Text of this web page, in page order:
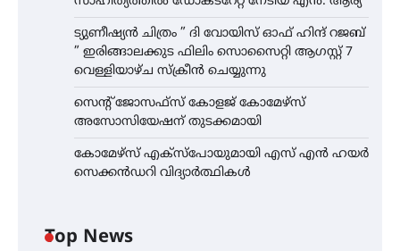
ട്യുണീഷ്യൻ ചിത്രം ” ദി വോയിസ് ഓഫ് ഹിന്ദ് റജബ്
” ഇരിങ്ങാലക്കുട ഫിലിം സൊസൈറ്റി ആഗസ്റ്റ് 7
വെള്ളിയാഴ്ച സ്‌ക്രീൻ ചെയ്യുന്നു
സെന്റ് ജോസഫ്സ് കോളജ് കോമേഴ്‌സ്
അസോസിയേഷന് തുടക്കമായി
കോമേഴ്സ് എക്സ്പോയുമായി എസ് എൻ ഹയർ
സെക്കൻഡറി വിദ്യാർത്ഥികൾ
Top News